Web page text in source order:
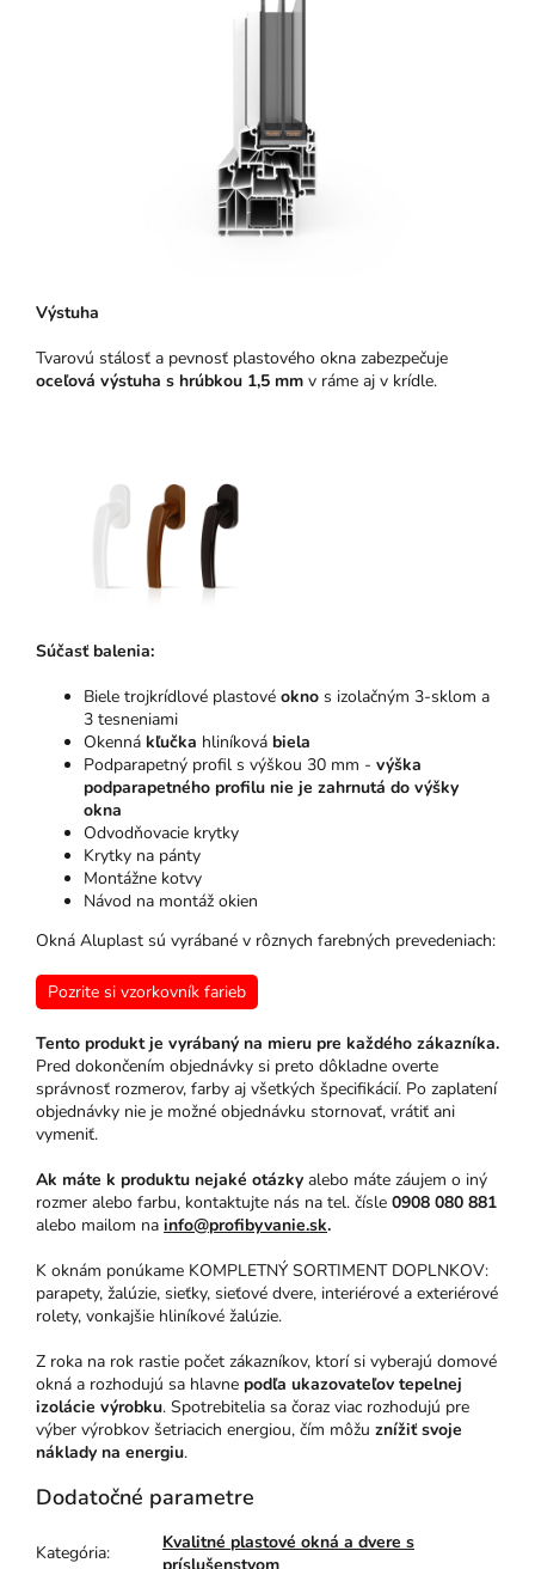
Výstuha
Tvarovú stálosť a pevnosť plastového okna zabezpečuje
oceľová výstuha s hrúbkou 1,5 mm v ráme aj v krídle.
Súčasť balenia:
Biele trojkrídlové plastové okno s izolačným 3-sklom a
3 tesneniami
Okenná kľučka hliníková biela
Podparapetný profil s výškou 30 mm - výška
podparapetného profilu nie je zahrnutá do výšky
okna
Odvodňovacie krytky
Krytky na pánty
Montážne kotvy
Návod na montáž okien
Okná Aluplast sú vyrábané v rôznych farebných prevedeniach:
Pozrite si vzorkovník farieb
Tento produkt je vyrábaný na mieru pre každého zákazníka.
Pred dokončením objednávky si preto dôkladne overte
správnosť rozmerov, farby aj všetkých špecifikácií. Po zaplatení
objednávky nie je možné objednávku stornovať, vrátiť ani
vymeniť.
Ak máte k produktu nejaké otázky alebo máte záujem o iný
rozmer alebo farbu, kontaktujte nás na tel. čísle 0908 080 881
alebo mailom na info@profibyvanie.sk.
K oknám ponúkame KOMPLETNÝ SORTIMENT DOPLNKOV:
parapety, žalúzie, sieťky, sieťové dvere, interiérové a exteriérové
rolety, vonkajšie hliníkové žalúzie.
Z roka na rok rastie počet zákazníkov, ktorí si vyberajú domové
okná a rozhodujú sa hlavne podľa ukazovateľov tepelnej
izolácie výrobku. Spotrebitelia sa čoraz viac rozhodujú pre
výber výrobkov šetriacich energiou, čím môžu znížiť svoje
náklady na energiu.
Dodatočné parametre
Kategória:
Kvalitné plastové okná a dvere s